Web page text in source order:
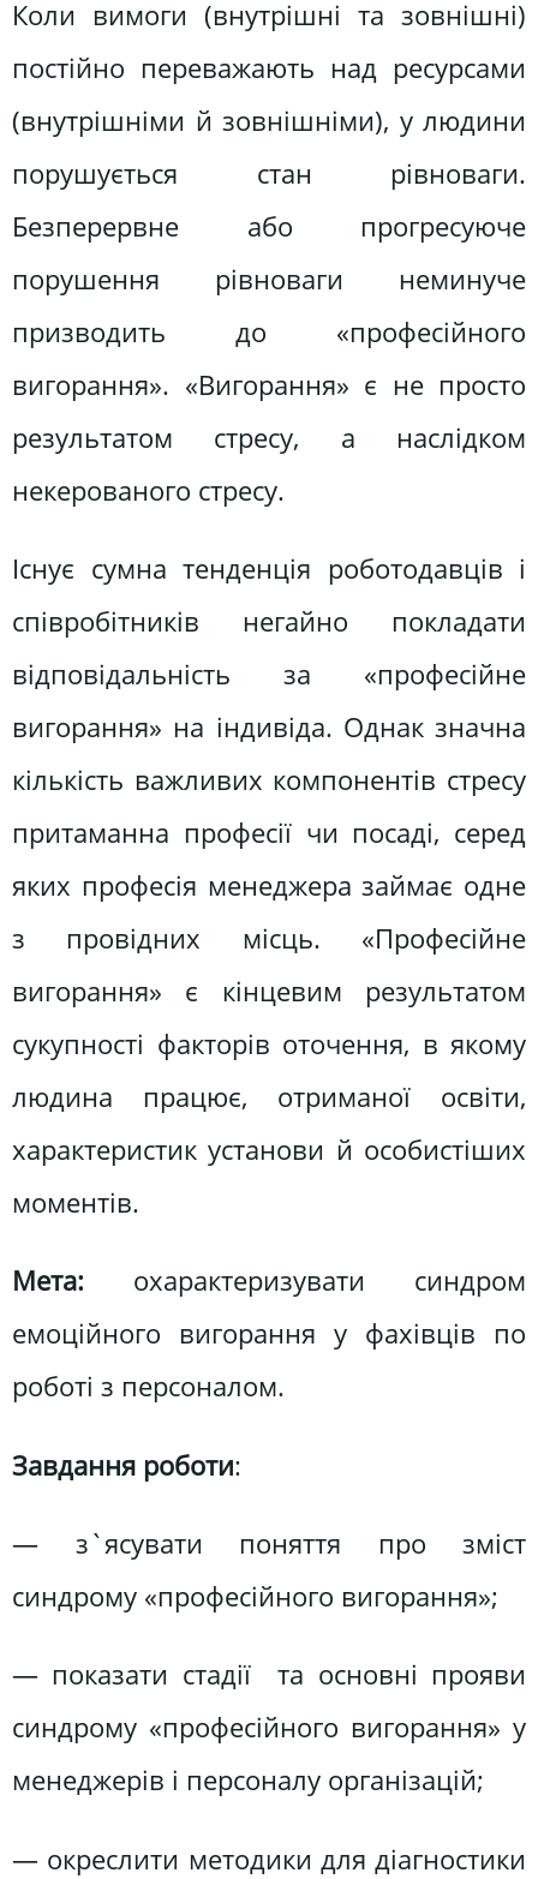
Коли вимоги (внутрішні та зовнішні)
постійно переважають над ресурсами
(внутрішніми й зовнішніми), у людини
порушується стан рівноваги.
Безперервне або прогресуюче
порушення рівноваги неминуче
призводить до «професійного
вигорання». «Вигорання» є не просто
результатом стресу, а наслідком
некерованого стресу.
Існує сумна тенденція роботодавців і
співробітників негайно покладати
відповідальність за «професійне
вигорання» на індивіда. Однак значна
кількість важливих компонентів стресу
притаманна професії чи посаді, серед
яких професія менеджера займає одне
з провідних місць. «Професійне
вигорання» є кінцевим результатом
сукупності факторів оточення, в якому
людина працює, отриманої освіти,
характеристик установи й особистіших
моментів.
Мета: охарактеризувати синдром
емоційного вигорання у фахівців по
роботі з персоналом.
Завдання роботи:
— з`ясувати поняття про зміст
синдрому «професійного вигорання»;
— показати стадії та основні прояви
синдрому «професійного вигорання» у
менеджерів і персоналу організацій;
— окреслити методики для діагностики